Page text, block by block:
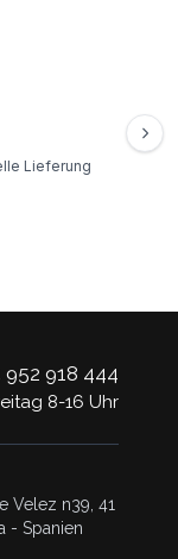
Lieferung
952 918 444
8-16 Uhr
Velez n39, 41
- Spanien